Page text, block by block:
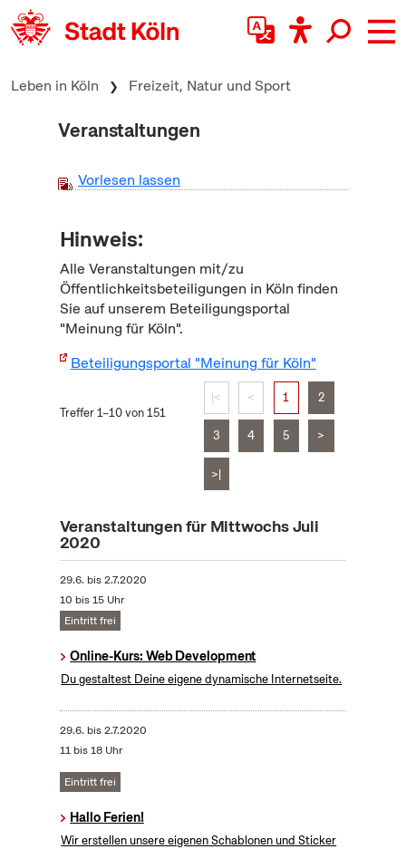
zum Inhalt springen
Leben in Köln Freizeit, Natur und Sport
Veranstaltungen
Vorlesen lassen
Hinweis:
Alle Veranstaltungen mit/zu
Öffentlichkeitsbeteiligungen in Köln finden
Sie auf unserem Beteiligungsportal
"Meinung für Köln".
Beteiligungsportal "Meinung für Köln"
Treffer 1–10 von 151
|< < 1 2
3 4 5 >
>|
Veranstaltungen für Mittwochs Juli
2020
29.6. bis2.7.2020
10 bis 15 Uhr
Eintritt frei
Online-Kurs: Web Development
Du gestaltest Deine eigene dynamische Internetseite.
29.6. bis2.7.2020
11 bis 18 Uhr
Eintritt frei
Hallo Ferien!
Wir erstellen unsere eigenen Schablonen und Sticker